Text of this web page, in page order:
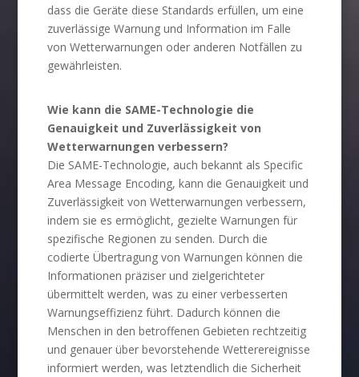
dass die Geräte diese Standards erfüllen, um eine
zuverlässige Warnung und Information im Falle
von Wetterwarnungen oder anderen Notfällen zu
gewährleisten.
Wie kann die SAME-Technologie die
Genauigkeit und Zuverlässigkeit von
Wetterwarnungen verbessern?
Die SAME-Technologie, auch bekannt als Specific
Area Message Encoding, kann die Genauigkeit und
Zuverlässigkeit von Wetterwarnungen verbessern,
indem sie es ermöglicht, gezielte Warnungen für
spezifische Regionen zu senden. Durch die
codierte Übertragung von Warnungen können die
Informationen präziser und zielgerichteter
übermittelt werden, was zu einer verbesserten
Warnungseffizienz führt. Dadurch können die
Menschen in den betroffenen Gebieten rechtzeitig
und genauer über bevorstehende Wetterereignisse
informiert werden, was letztendlich die Sicherheit